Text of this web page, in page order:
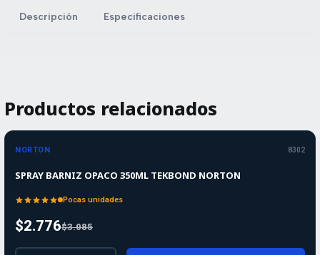
Descripción Especificaciones
Productos relacionados
-10%
-10%OFF
NORTON 8302
SPRAY BARNIZ OPACO 350ML TEKBOND NORTON
Pocas unidades
$2.776$3.085